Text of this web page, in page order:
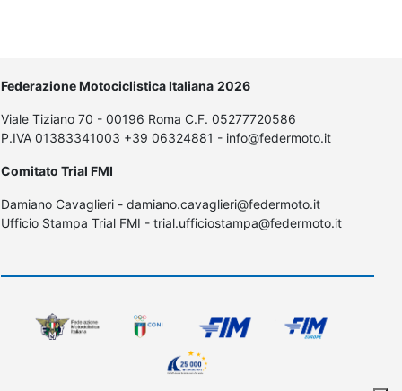
Federazione Motociclistica Italiana 2026
Viale Tiziano 70 - 00196 Roma C.F. 05277720586
P.IVA 01383341003 +39 06324881 - info@federmoto.it
Comitato Trial FMI
Damiano Cavaglieri - damiano.cavaglieri@federmoto.it
Ufficio Stampa Trial FMI - trial.ufficiostampa@federmoto.it